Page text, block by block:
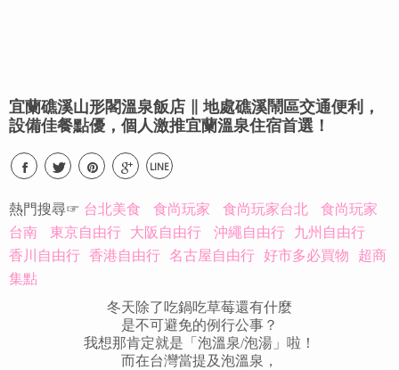
宜蘭礁溪山形閣溫泉飯店 ∥ 地處礁溪鬧區交通便利，
設備佳餐點優，個人激推宜蘭溫泉住宿首選！
LINE
熱門搜尋☞ 台北美食 食尚玩家 食尚玩家台北
食尚玩家
台南
東京自由行 大阪自由行 沖繩自由行 九州自由行
香川自由行 香港自由行 名古屋自由行 好市多必買物 超商
集點
冬天除了吃鍋吃草莓還有什麼
是不可避免的例行公事？
我想那肯定就是「泡溫泉/泡湯」啦！
而在台灣當提及泡溫泉，